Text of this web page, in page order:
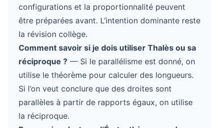
configurations et la proportionnalité peuvent
être préparées avant. L’intention dominante reste
la révision collège.
Comment savoir si je dois utiliser Thalès ou sa
réciproque ? — Si le parallélisme est donné, on
utilise le théorème pour calculer des longueurs.
Si l’on veut conclure que des droites sont
parallèles à partir de rapports égaux, on utilise
la réciproque.